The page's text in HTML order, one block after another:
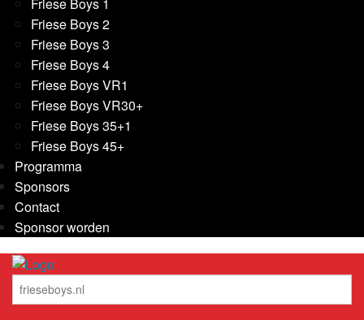
Friese Boys 2
Friese Boys 3
Friese Boys 4
Friese Boys VR1
Friese Boys VR30+
Friese Boys 35+1
Friese Boys 45+
Programma
Sponsors
Contact
Sponsor worden